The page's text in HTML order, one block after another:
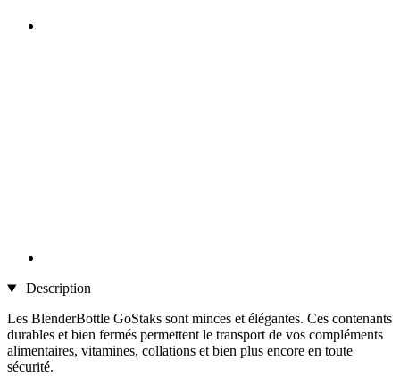
Description
Les BlenderBottle GoStaks sont minces et élégantes. Ces contenants
durables et bien fermés permettent le transport de vos compléments
alimentaires, vitamines, collations et bien plus encore en toute
sécurité.